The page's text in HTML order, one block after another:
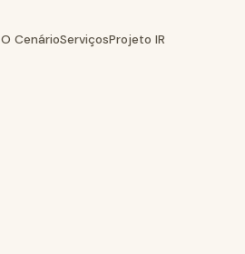
O CenárioServiçosProjeto IR